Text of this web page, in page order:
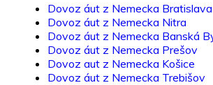
Dovoz áut z Nemecka Bratislava
Dovoz áut z Nemecka Nitra
Dovoz áut z Nemecka Banská
Dovoz áut z Nemecka Prešov
Dovoz aut z Nemecka Košice
Dovoz áut z Nemecka Trebišov